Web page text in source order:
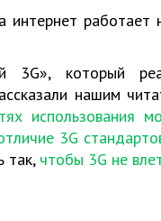
3G», который
нашим
использования
3G
так, чтобы 3G не